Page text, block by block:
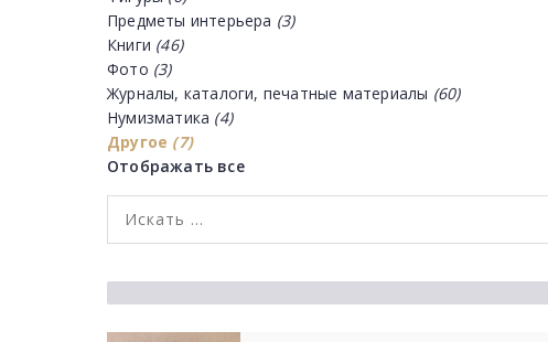
Предметы интерьера (3)
Книги (46)
Фото (3)
Журналы, каталоги, печатные материалы (60)
Нумизматика (4)
Другое (7)
Отображать все